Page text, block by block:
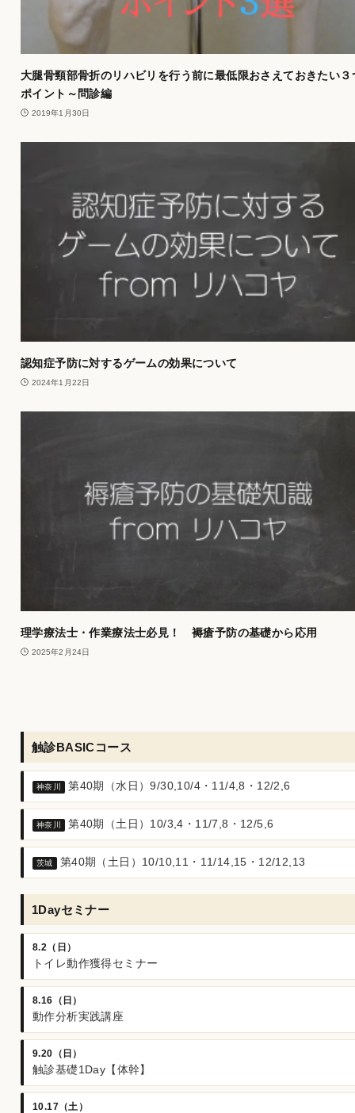
大腿骨頸部骨折のリハビリを行う前に最低限おさえておきたい３
ポイント～問診編
2019年1月30日
認知症予防に対するゲームの効果について
2024年1月22日
理学療法士・作業療法士必見！ 褥瘡予防の基礎から応用
2025年2月24日
触診BASICコース
神奈川 第40期（水日）9/30,10/4・11/4,8・12/2,6
神奈川 第40期（土日）10/3,4・11/7,8・12/5,6
茨城 第40期（土日）10/10,11・11/14,15・12/12,13
1Dayセミナー
8.2（日）
トイレ動作獲得セミナー
8.16（日）
動作分析実践講座
9.20（日）
触診基礎1Day【体幹】
10.17（土）